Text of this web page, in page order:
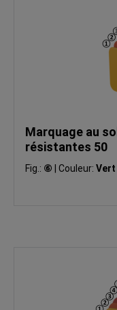
Marquage au
résistantes 50
Fig.: ⑥ Couleur: Vert